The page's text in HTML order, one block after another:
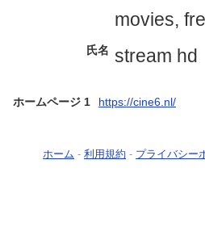
movies,
氏名 stream hd
ホームページ 1 https://cine6.nl/
ホーム - 利用規約 - プライバシー